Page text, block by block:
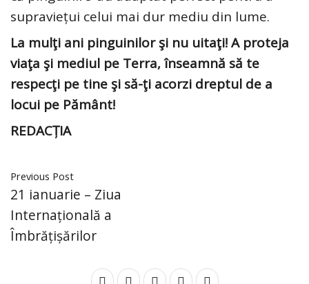
supraviețui celui mai dur mediu din lume.
La mulţi ani pinguinilor şi nu uitaţi! A proteja
viaţa şi mediul pe Terra, înseamnă să te
respecţi pe tine şi să-ţi acorzi dreptul de a
locui pe Pământ!
REDACȚIA
Previous Post
21 ianuarie – Ziua
Internațională a
Îmbrățișărilor